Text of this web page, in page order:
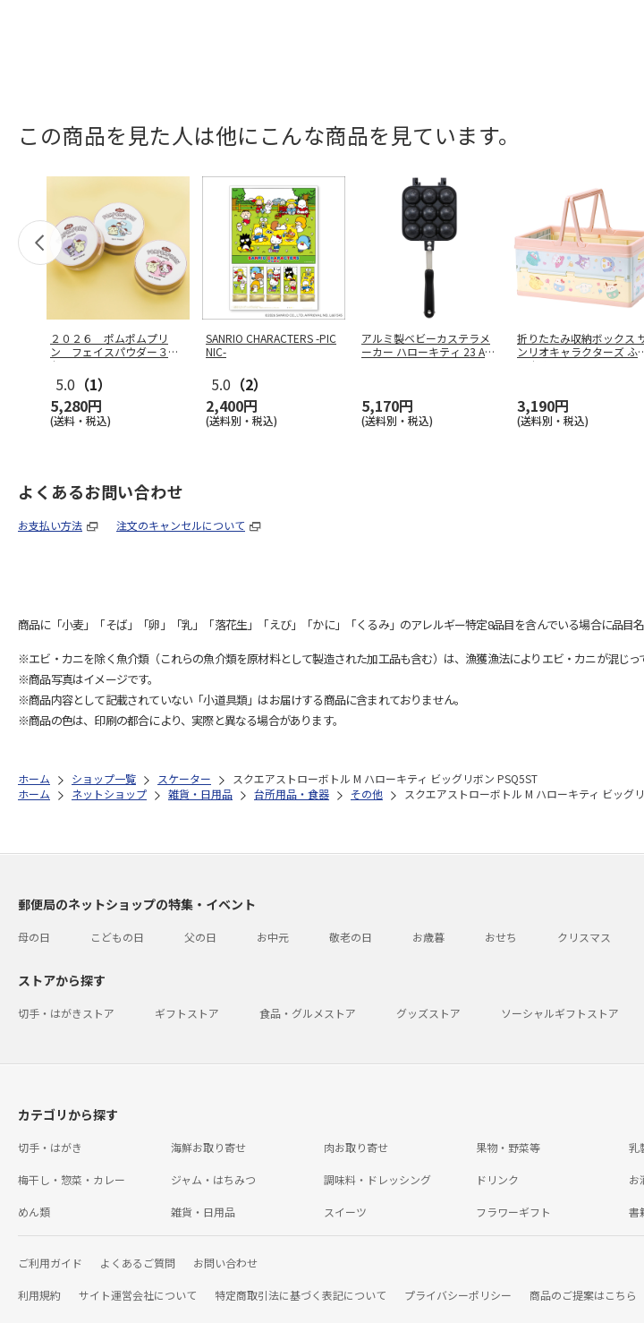
この商品を見た人は他にこんな商品を見ています。
２０２６ ポムポムプリ
ン フェイスパウダー３個
セット
5.0 （1）
5,280円
(送料・税込)
SANRIO CHARACTERS -PIC
NIC-
5.0 （2）
2,400円
(送料別・税込)
アルミ製ベビーカステラメ
ーカー ハローキティ 23 AL
5,170円
(送料別・税込)
折りたたみ収納ボックス
ンリオキャラクターズ ふ
ゅまる
3,190円
(送料別・税込)
よくあるお問い合わせ
お支払い方法 注文のキャンセルについて
商品に「小麦」「そば」「卵」「乳」「落花生」「えび」「かに」「くるみ」のアレルギー特定8品目を含んでいる場合に品目名
※エビ・カニを除く魚介類（これらの魚介類を原材料として製造された加工品も含む）は、漁獲漁法によりエビ・カニが混じ
※商品写真はイメージです。
※商品内容として記載されていない「小道具類」はお届けする商品に含まれておりません。
※商品の色は、印刷の都合により、実際と異なる場合があります。
ホーム ショップ一覧 スケーター
スクエアストローボトル M ハローキティ ビッグリボン PSQ5ST
ホーム
ネットショップ 雑貨・日用品 台所用品・食器 その他 スクエアストローボトル M ハローキティ ビッグ
郵便局のネットショップの特集・イベント
母の日 こどもの日 父の日 お中元 敬老の日 お歳暮 おせち クリスマス
ストアから探す
切手・はがきストア ギフトストア 食品・グルメストア グッズストア ソーシャルギフトストア
カテゴリから探す
切手・はがき 海鮮お取り寄せ 肉お取り寄せ 果物・野菜等 乳
梅干し・惣菜・カレー ジャム・はちみつ 調味料・ドレッシング ドリンク お
めん類 雑貨・日用品 スイーツ フラワーギフト 書
ご利用ガイド よくあるご質問 お問い合わせ
利用規約 サイト運営会社について 特定商取引法に基づく表記について プライバシーポリシー 商品のご提案はこちら